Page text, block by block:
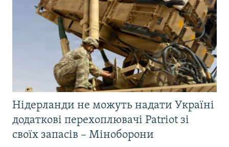
Нідерланди не можуть надати Україні
додаткові перехоплювачі Patriot зі
своїх запасів – Міноборони